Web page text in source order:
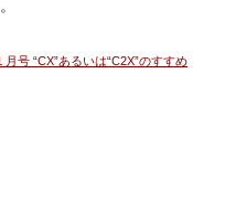
号 “CX”あるいは“C2X”のすすめ